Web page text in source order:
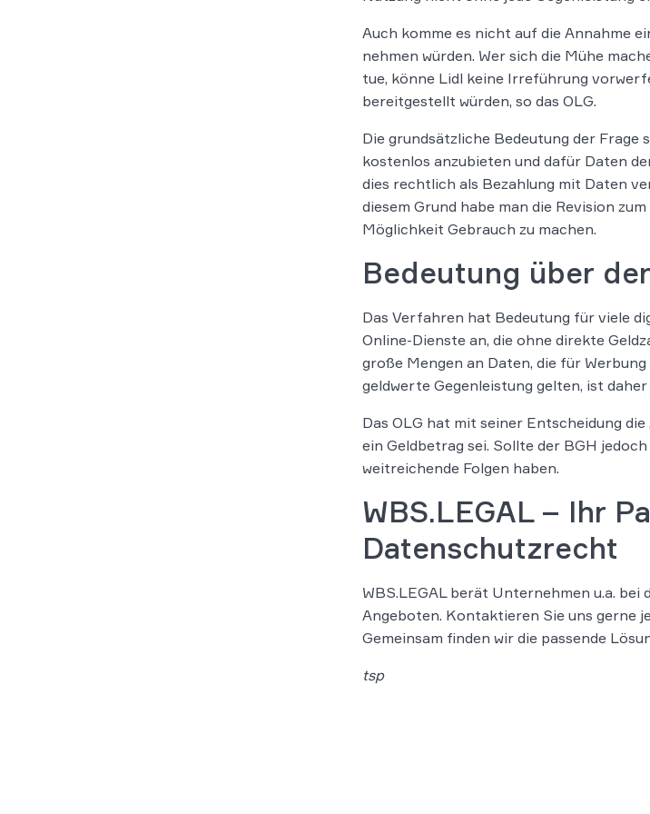
Auch komme es nicht auf die Annahme
nehmen würden. Wer sich die Mühe
tue, könne Lidl keine Irreführung
bereitgestellt würden, so das OLG.
Die grundsätzliche Bedeutung der Frage
kostenlos anzubieten und dafür Daten
dies rechtlich als Bezahlung mit Daten
diesem Grund habe man die Revision
Möglichkeit Gebrauch zu machen.
Bedeutung über
Das Verfahren hat Bedeutung für viele
Online-Dienste an, die ohne direkte
große Mengen an Daten, die für
geldwerte Gegenleistung gelten, ist
Das OLG hat mit seiner Entscheidung
ein Geldbetrag sei. Sollte der BGH
weitreichende Folgen haben.
WBS.LEGAL – Ihr
Datenschutzrecht
WBS.LEGAL berät Unternehmen u.a.
Angeboten. Kontaktieren Sie uns gerne
Gemeinsam finden wir die passende
tsp